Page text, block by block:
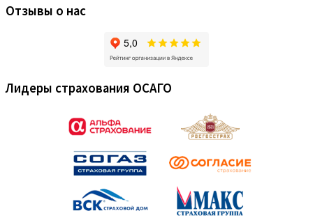
Отзывы о нас
Лидеры страхования ОСАГО